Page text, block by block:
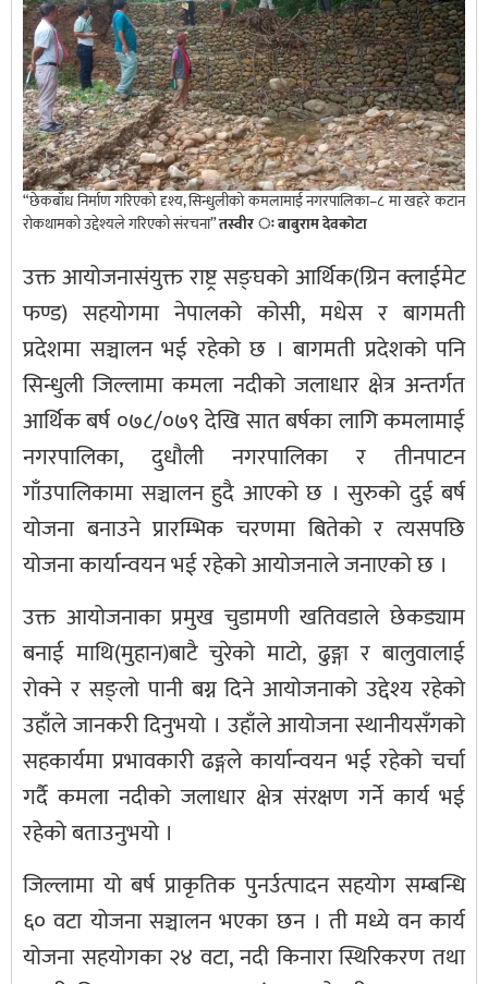
“छेकबाँध निर्माण गरिएको दृश्य, सिन्धुलीको कमलामाई नगरपालिका–८ मा खहरे कटान
रोकथामको उद्देश्यले गरिएको संरचना”तस्वीर ः बाबुराम देवकाेटा
उक्त आयोजनासंयुक्त राष्ट्र सङ्घको आर्थिक(ग्रिन क्लाईमेट
फण्ड) सहयोगमा नेपालको कोसी, मधेस र बागमती
प्रदेशमा सञ्चालन भई रहेको छ । बागमती प्रदेशको पनि
सिन्धुली जिल्लामा कमला नदीको जलाधार क्षेत्र अन्तर्गत
आर्थिक बर्ष ०७८/०७९ देखि सात बर्षका लागि कमलामाई
नगरपालिका, दुधौली नगरपालिका र तीनपाटन
गाँउपालिकामा सञ्चालन हुदै आएको छ । सुरुको दुई बर्ष
योजना बनाउने प्रारम्भिक चरणमा बितेको र त्यसपछि
योजना कार्यान्वयन भई रहेको आयोजनाले जनाएको छ ।
उक्त आयोजनाका प्रमुख चुडामणी खतिवडाले छेकड्याम
बनाई माथि(मुहान)बाटै चुरेको माटो, ढुङ्गा र बालुवालाई
रोक्ने र सङ्लो पानी बग्न दिने आयोजनाको उद्देश्य रहेको
उहाँले जानकरी दिनुभयो । उहाँले आयोजना स्थानीयसँगको
सहकार्यमा प्रभावकारी ढङ्गले कार्यान्वयन भई रहेको चर्चा
गर्दै कमला नदीको जलाधार क्षेत्र संरक्षण गर्ने कार्य भई
रहेको बताउनुभयो ।
जिल्लामा यो बर्ष प्राकृतिक पुनर्उत्पादन सहयोग सम्बन्धि
६० वटा योजना सञ्चालन भएका छन । ती मध्ये वन कार्य
योजना सहयोगका २४ वटा, नदी किनारा स्थिरिकरण तथा